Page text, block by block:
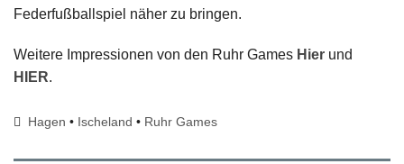
Federfußballspiel näher zu bringen.
Weitere Impressionen von den Ruhr Games Hier und
HIER.
Hagen • Ischeland • Ruhr Games